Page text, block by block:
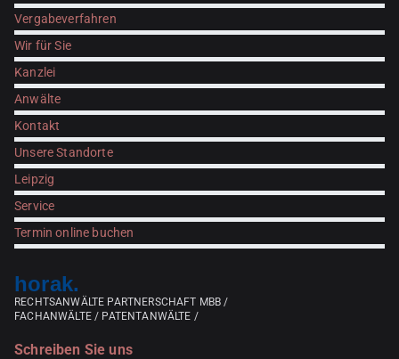
Vergabeverfahren
Wir für Sie
Kanzlei
Anwälte
Kontakt
Unsere Standorte
Leipzig
Service
Termin online buchen
horak.
RECHTSANWÄLTE PARTNERSCHAFT MBB /
FACHANWÄLTE / PATENTANWÄLTE /
Schreiben Sie uns